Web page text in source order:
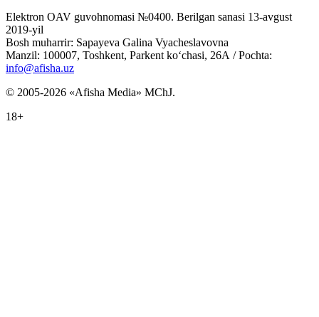
Elektron OAV guvohnomasi №0400. Berilgan sanasi 13-avgust
2019-yil
Bosh muharrir: Sapayeva Galina Vyacheslavovna
Manzil: 100007, Toshkent, Parkent ko‘chasi, 26А / Pochta:
info@afisha.uz
© 2005-2026 «Afisha Media» MChJ.
18+